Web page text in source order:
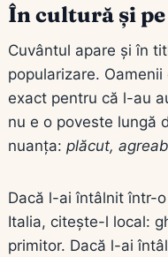
În cultură și
Cuvântul apare și în
popularizare. Oamenii
exact pentru că l-au
nu e o poveste lungă
nuanța: plăcut,
Dacă l-ai întâlnit într-
Italia, citește-l local:
primitor. Dacă l-ai